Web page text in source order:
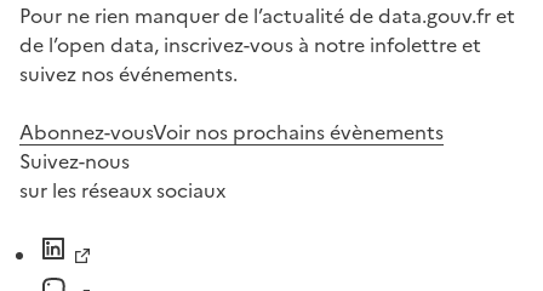
Pour ne rien manquer de l’actualité de data.gouv.fr et
de l’open data, inscrivez-vous à notre infolettre et
suivez nos événements.
Abonnez-vousVoir nos prochains évènements
Suivez-nous
sur les réseaux sociaux